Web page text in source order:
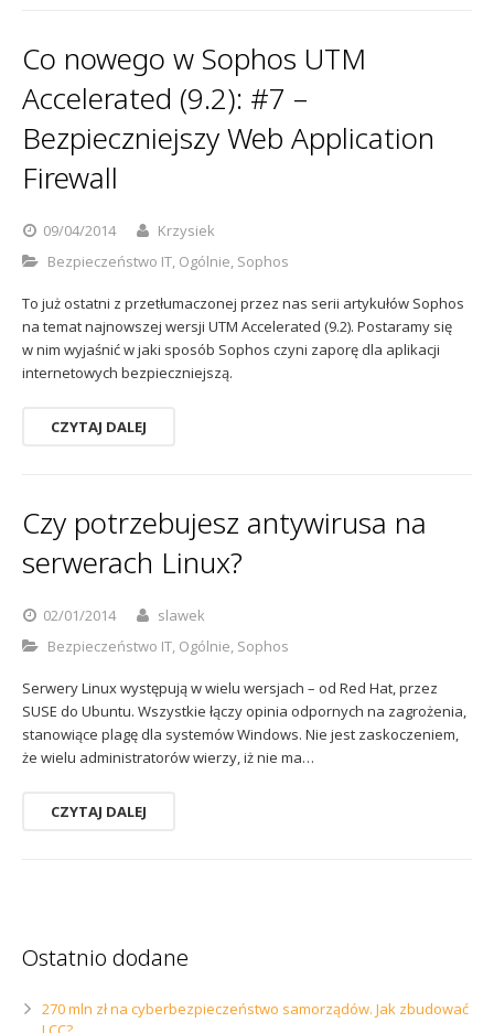
Co nowego w Sophos UTM
Accelerated (9.2): #7 –
Bezpieczniejszy Web Application
Firewall
09/04/2014
Krzysiek
Bezpieczeństwo IT, Ogólnie, Sophos
To już ostatni z przetłumaczonej przez nas serii artykułów Sophos
na temat najnowszej wersji UTM Accelerated (9.2). Postaramy się
w nim wyjaśnić w jaki sposób Sophos czyni zaporę dla aplikacji
internetowych bezpieczniejszą.
CZYTAJ DALEJ
Czy potrzebujesz antywirusa na
serwerach Linux?
02/01/2014
slawek
Bezpieczeństwo IT, Ogólnie, Sophos
Serwery Linux występują w wielu wersjach – od Red Hat, przez
SUSE do Ubuntu. Wszystkie łączy opinia odpornych na zagrożenia,
stanowiące plagę dla systemów Windows. Nie jest zaskoczeniem,
że wielu administratorów wierzy, iż nie ma…
CZYTAJ DALEJ
Ostatnio dodane
270 mln zł na cyberbezpieczeństwo samorządów. Jak zbudować